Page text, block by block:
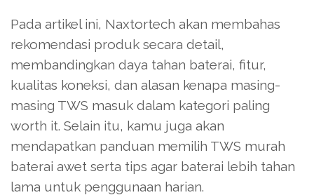
Pada artikel ini, Naxtortech akan membahas
rekomendasi produk secara detail,
membandingkan daya tahan baterai, fitur,
kualitas koneksi, dan alasan kenapa masing-
masing TWS masuk dalam kategori paling
worth it. Selain itu, kamu juga akan
mendapatkan panduan memilih TWS murah
baterai awet serta tips agar baterai lebih tahan
lama untuk penggunaan harian.